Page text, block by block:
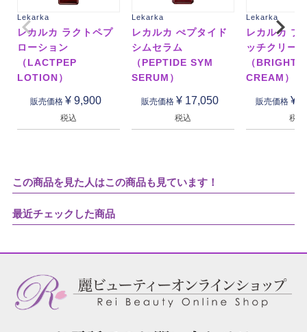
Lekarka
レカルカ ラクトペプ
ローション
（LACTPEP
LOTION）
販売価格 ¥ 9,900
税込
Lekarka
レカルカ ぺプタイド
シムセラム
（PEPTIDE SYM
SERUM）
販売価格 ¥ 17,050
税込
Lekarka
レカルカ ブ
ッチクリー
（BRIGHT
CREAM）
販売価格 ¥
税込
この商品を見た人はこの商品も見ています！
最近チェックした商品